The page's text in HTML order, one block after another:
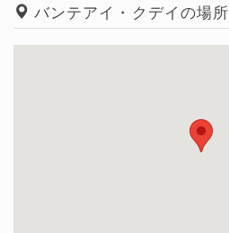
バンテアイ・クデイの場所